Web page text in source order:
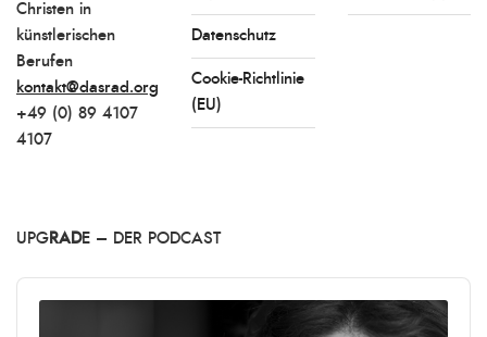
Christen in
künstlerischen
Berufen
kontakt@dasrad.org
+49 (0) 89 4107
4107
Datenschutz
Cookie-Richtlinie
(EU)
UPG RADE – DER PODCAST
Audio
Player